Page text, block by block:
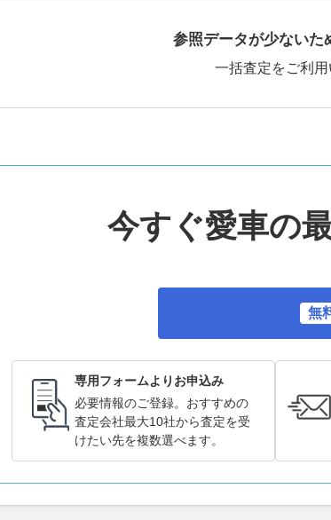
参照データが少ないた
一括査定をご利
今すぐ愛車の
無
専用フォームよりお申込み
必要情報のご登録。おすすめの
査定会社最大10社から査定を受
けたい先を複数選べます。